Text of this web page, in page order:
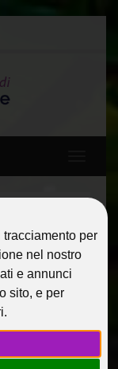
per
nel nostro
e annunci
sito, e per